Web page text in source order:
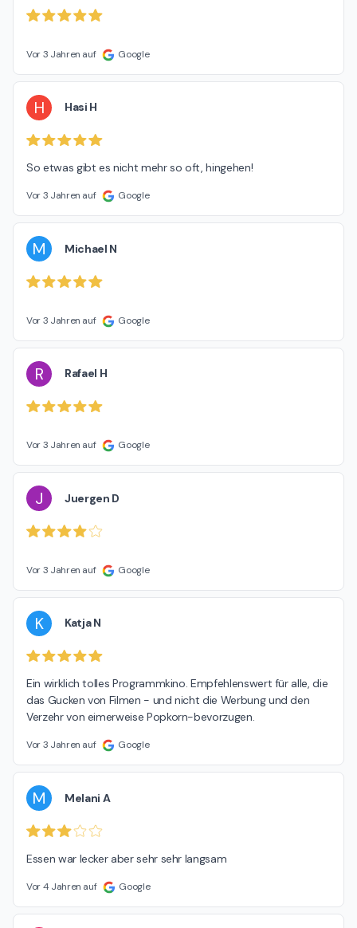
Vor 3 Jahren auf Google
H Hasi H
So etwas gibt es nicht mehr so oft, hingehen!
Vor 3 Jahren auf Google
M Michael N
Vor 3 Jahren auf Google
R Rafael H
Vor 3 Jahren auf Google
J Juergen D
Vor 3 Jahren auf Google
K Katja N
Ein wirklich tolles Programmkino. Empfehlenswert für alle, die
das Gucken von Filmen - und nicht die Werbung und den
Verzehr von eimerweise Popkorn-bevorzugen.
Vor 3 Jahren auf Google
M Melani A
Essen war lecker aber sehr sehr langsam
Vor 4 Jahren auf Google